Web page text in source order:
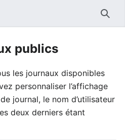
publics
les journaux disponibles
personnaliser l’affichage
journal, le nom d’utilisateur
deux derniers étant